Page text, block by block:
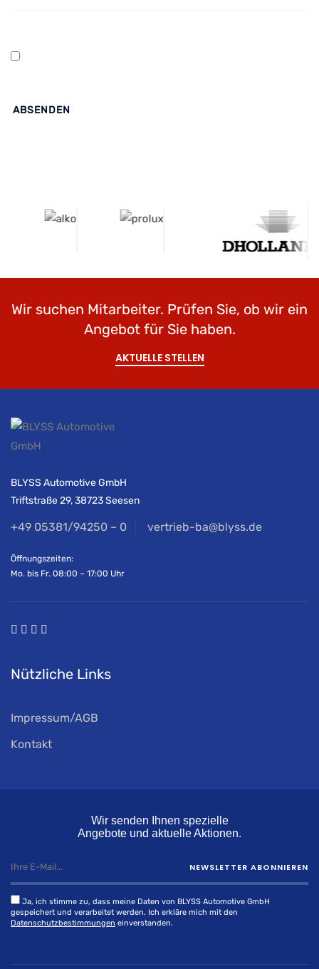
ABSENDEN
Wir suchen Mitarbeiter. Prüfen Sie, ob wir ein
Angebot für Sie haben.
AKTUELLE STELLEN
BLYSS Automotive GmbH
Triftstraße 29, 38723 Seesen
+49 05381/94250 – 0 vertrieb-ba@blyss.de
Öffnungszeiten:
Mo. bis Fr. 08:00 – 17:00 Uhr
Nützliche Links
Impressum/AGB
Kontakt
Wir senden Ihnen spezielle
Angebote und aktuelle Aktionen.
NEWSLETTER ABONNIEREN
Ja, ich stimme zu, dass meine Daten von BLYSS Automotive GmbH
gespeichert und verarbeitet werden. Ich erkläre mich mit den
Datenschutzbestimmungen einverstanden.